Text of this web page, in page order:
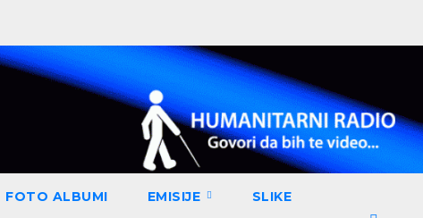
FOTO ALBUMI EMISIJE SLIKE